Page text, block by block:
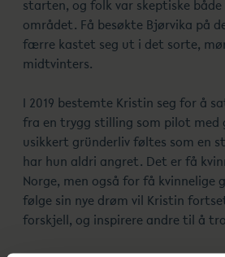
starten, og folk var skeptiske
området. Få besøkte Bjørvika på
færre kastet seg ut i det sorte,
midtvinters.
I 2019 bestemte Kristin seg for å
fra en trygg stilling som pilot med
usikkert gründerliv føltes som en
har hun aldri angret. Det er få
Norge, men også for få kvinnelige
følge sin nye drøm vil Kristin
forskjell, og inspirere andre til å